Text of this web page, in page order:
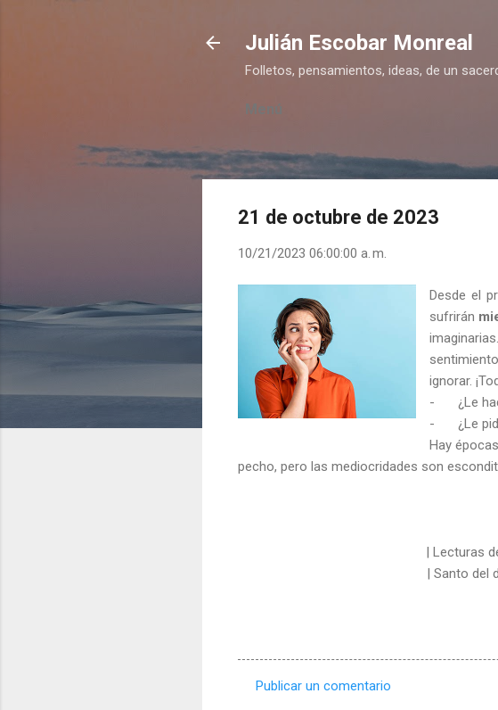
Julián Escobar Monreal
Folletos, pensamientos, ideas, de un
Menú
21 de octubre de 2023
10/21/2023 06:00:00 a. m.
Desde el
sufrirán
ignorar.
-
¿Le
-
¿Le
Hay
pecho, pero las mediocridades son
| Lecturas
| Santo del
Publicar un comentario